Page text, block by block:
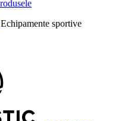
Echipamente sportive